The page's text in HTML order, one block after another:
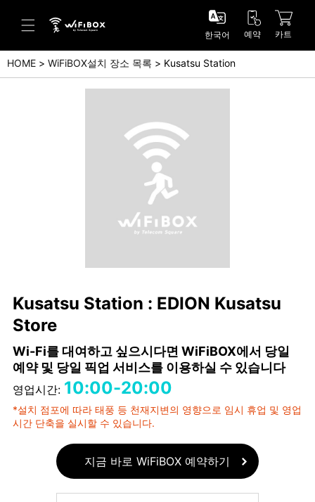
도움말/문의
고객 센터 (English)
한국어 예약 카트
HOME WiFiBOX설치 장소 목록 Kusatsu Station
Kusatsu Station : EDION Kusatsu
Store
Wi-Fi를 대여하고 싶으시다면 WiFiBOX에서 당일
예약 및 당일 픽업 서비스를 이용하실 수 있습니다
영업시간: 10:00-20:00
*설치 점포에 따라 태풍 등 천재지변의 영향으로 임시 휴업 및 영업
시간 단축을 실시할 수 있습니다.
지금 바로 WiFiBOX 예약하기